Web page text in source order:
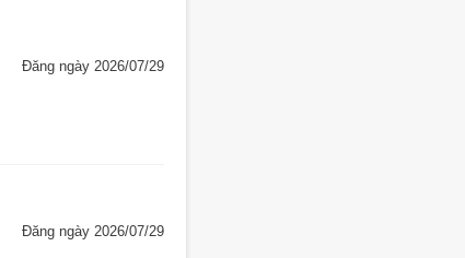
Đăng ngày 2026/07/29
Đăng ngày 2026/07/29